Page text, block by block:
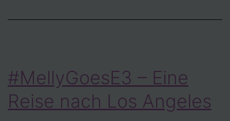
#MellyGoesE3 – Eine
Reise nach Los Angeles